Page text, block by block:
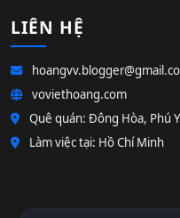
LIÊN HỆ
voviethoang.com
Quê quán: Đông Hòa, Phú
Làm việc tại: Hồ Chí Minh